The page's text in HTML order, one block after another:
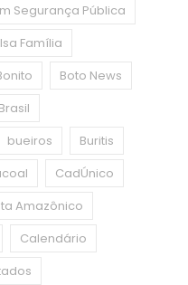
Segurança Pública
Família
Boto News
Brasil
bueiros
Buritis
CadÚnico
Amazônico
Calendário